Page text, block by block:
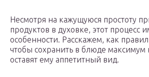
Несмотря на кажущуюся простоту
продуктов в духовке, этот процесс
особенности. Расскажем, как
чтобы сохранить в блюде максимум
оставят ему аппетитный вид.